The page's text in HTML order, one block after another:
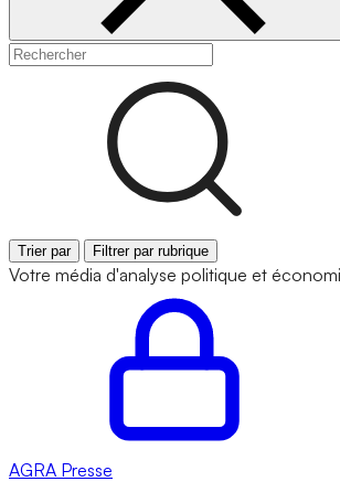
Trier par Filtrer par rubrique
Votre média d'analyse politique et
AGRA Presse